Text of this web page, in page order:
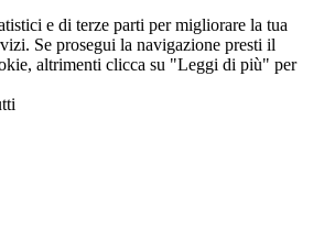
e di terze parti per migliorare la tua
Se prosegui la navigazione presti il
altrimenti clicca su "Leggi di più" per